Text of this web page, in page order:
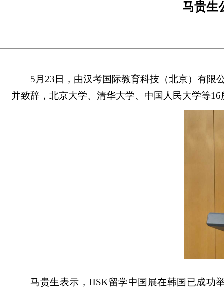
马贵生
5月23日，由汉考国际教育科技（北京）有限
并致辞，北京大学、清华大学、中国人民大学等
马贵生表示，HSK留学中国展在韩国已成功